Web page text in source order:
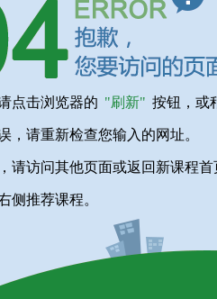
点击浏览器的 "刷新" 按钮，或
，请重新检查您输入的网址。
请访问其他页面或返回新课程首
侧推荐课程。